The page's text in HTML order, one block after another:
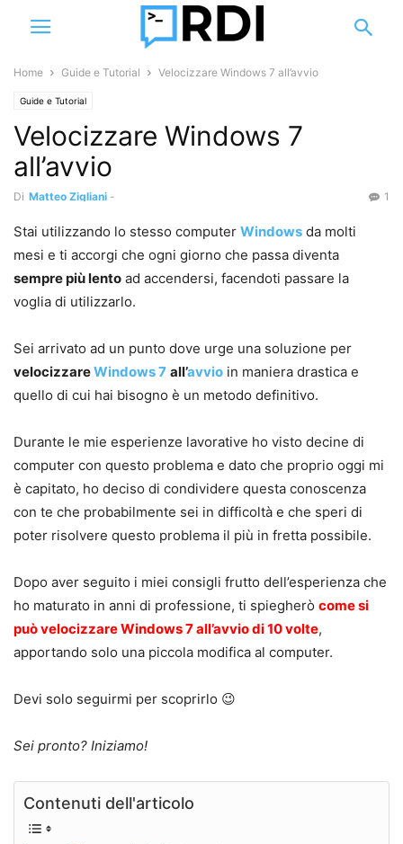
Home Guide e Tutorial Velocizzare Windows 7 all’avvio
Guide e Tutorial
Velocizzare Windows 7
all’avvio
Di Matteo Zigliani - 1
Stai utilizzando lo stesso computer Windows da molti
mesi e ti accorgi che ogni giorno che passa diventa
sempre più lento ad accendersi, facendoti passare la
voglia di utilizzarlo.
Sei arrivato ad un punto dove urge una soluzione per
velocizzareWindows 7 all’avvio in maniera drastica e
quello di cui hai bisogno è un metodo definitivo.
Durante le mie esperienze lavorative ho visto decine di
computer con questo problema e dato che proprio oggi mi
è capitato, ho deciso di condividere questa conoscenza
con te che probabilmente sei in difficoltà e che speri di
poter risolvere questo problema il più in fretta possibile.
Dopo aver seguito i miei consigli frutto dell’esperienza che
ho maturato in anni di professione, ti spiegherò come si
può velocizzare Windows 7 all’avvio di 10 volte,
apportando solo una piccola modifica al computer.
Devi solo seguirmi per scoprirlo 😉
Sei pronto? Iniziamo!
Contenuti dell'articolo